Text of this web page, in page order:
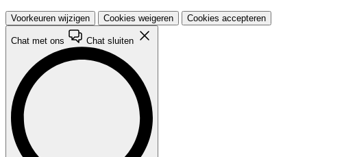
Voorkeuren wijzigen Cookies weigeren Cookies accepteren
Chat met ons Chat sluiten